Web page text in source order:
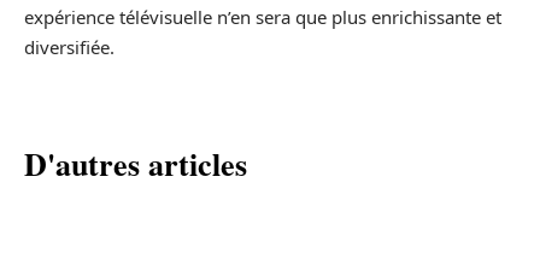
expérience télévisuelle n’en sera que plus enrichissante et
diversifiée.
D'autres articles